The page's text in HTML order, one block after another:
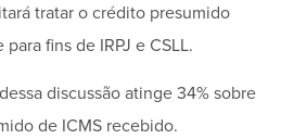
tratar o crédito presumido
fins de IRPJ e CSLL.
discussão atinge 34% sobre
de ICMS recebido.